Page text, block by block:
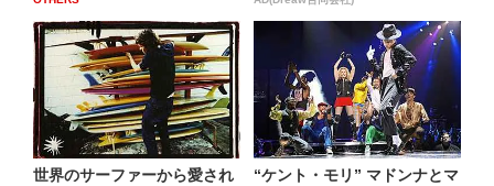
世界のサーファーから愛され
“ケント・モリ” マドンナとマ